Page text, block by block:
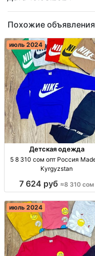
Похожие объявления
июль 2024
Детская одежда
5 8 310 сом опт Россия Made in
Kyrgyzstan
7 624 руб ≈8 310 сом
июль 2024